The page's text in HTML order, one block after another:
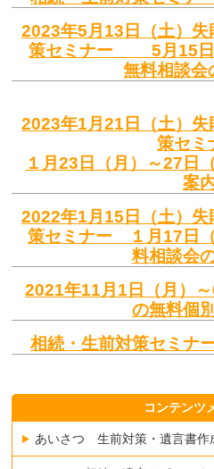
2023年5月13日（土）
策セミナー 5月15日
無料相談会
2023年1月21日（土）
策セミ
１月23日（月）～27日
案
2022年1月15日（土）
策セミナー １月17日
料相談会
2021年11月1日（月）
の無料個
相続・生前対策セミナ
コンテンツ
あいさつ 生前対策・遺言書作